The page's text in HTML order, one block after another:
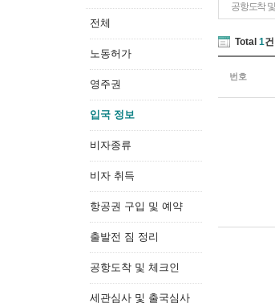
전체
노동허가
영주권
입국 정보
비자종류
비자 취득
항공권 구입 및 예약
출발전 짐 정리
공항도착 및 체크인
세관심사 및 출국심사
공항도착
Total 1건
번호